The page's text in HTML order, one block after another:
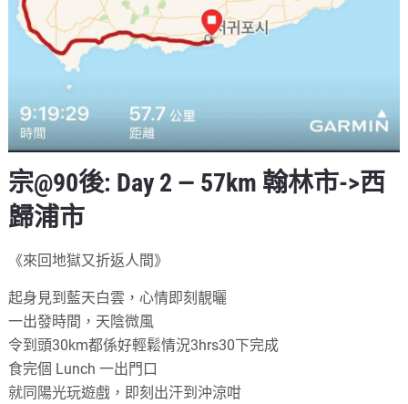
宗@90後: Day 2 — 57km 翰林市->西
歸浦市
《來回地獄又折返人間》
起身見到藍天白雲，心情即刻靚曬
一出發時間，天陰微風
令到頭30km都係好輕鬆情況3hrs30下完成
食完個 Lunch 一出門口
就同陽光玩遊戲，即刻出汗到沖涼咁